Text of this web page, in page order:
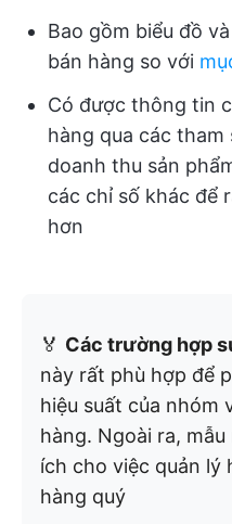
Bao gồm biểu đồ
bán hàng so với
Có được thông tin
hàng qua các
doanh thu sản
các chỉ số khác để
hơn
🏅 Các trường hợp
này rất phù hợp để
hiệu suất của nhóm
hàng. Ngoài ra,
ích cho việc quản lý
hàng quý